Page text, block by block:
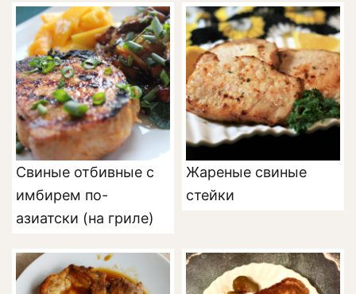
Свиные отбивные с
имбирем по-
азиатски (на гриле)
Жареные свиные
стейки